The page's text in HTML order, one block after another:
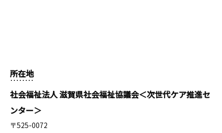
所在地
社会福祉法人 滋賀県社会福祉協議会＜次世代ケア推進セ
ンター＞
〒525-0072